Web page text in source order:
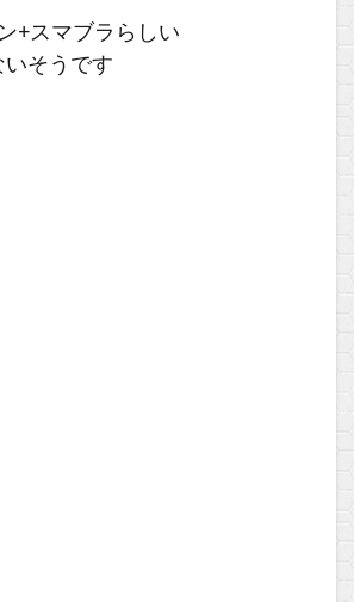
+スマブラらしい
いそうです